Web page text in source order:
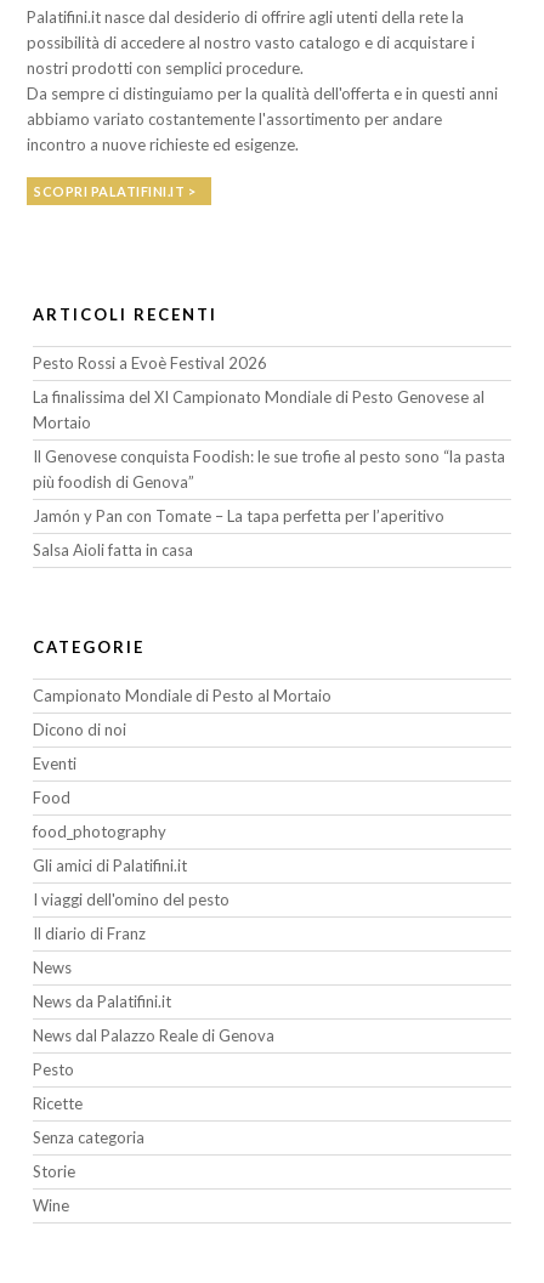
Palatifini.it nasce dal desiderio di offrire agli utenti della rete la
possibilità di accedere al nostro vasto catalogo e di acquistare i
nostri prodotti con semplici procedure.
Da sempre ci distinguiamo per la qualità dell'offerta e in questi anni
abbiamo variato costantemente l'assortimento per andare
incontro a nuove richieste ed esigenze.
SCOPRI PALATIFINI.IT >
ARTICOLI RECENTI
Pesto Rossi a Evoè Festival 2026
La finalissima del XI Campionato Mondiale di Pesto Genovese al
Mortaio
Il Genovese conquista Foodish: le sue trofie al pesto sono “la pasta
più foodish di Genova”
Jamón y Pan con Tomate – La tapa perfetta per l’aperitivo
Salsa Aioli fatta in casa
CATEGORIE
Campionato Mondiale di Pesto al Mortaio
Dicono di noi
Eventi
Food
food_photography
Gli amici di Palatifini.it
I viaggi dell'omino del pesto
Il diario di Franz
News
News da Palatifini.it
News dal Palazzo Reale di Genova
Pesto
Ricette
Senza categoria
Storie
Wine